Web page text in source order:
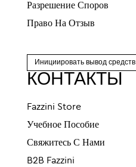
Разрешение Споров
Право На Отзыв
Инициировать вывод средств
КОНТАКТЫ
Fazzini Store
Учебное Пособие
Свяжитесь С Нами
B2B Fazzini